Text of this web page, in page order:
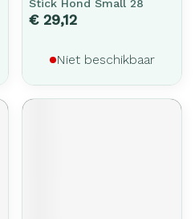
Stick Hond Small 28
€ 29,12
Niet beschikbaar